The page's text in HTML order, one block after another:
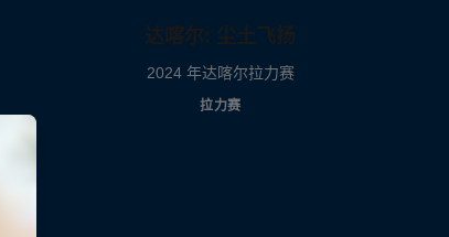
达喀尔: 尘土飞扬
2024 年达喀尔拉力赛
拉力赛